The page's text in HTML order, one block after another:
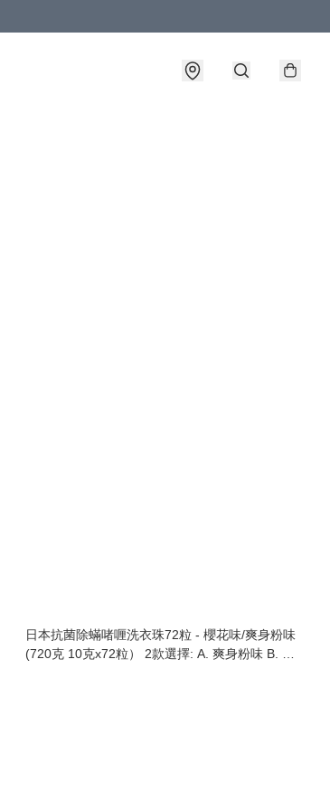
日本抗菌除蟎啫喱洗衣珠72粒 - 櫻花味/爽身粉味
(720克 10克x72粒） 2款選擇: A. 爽身粉味 B. 櫻